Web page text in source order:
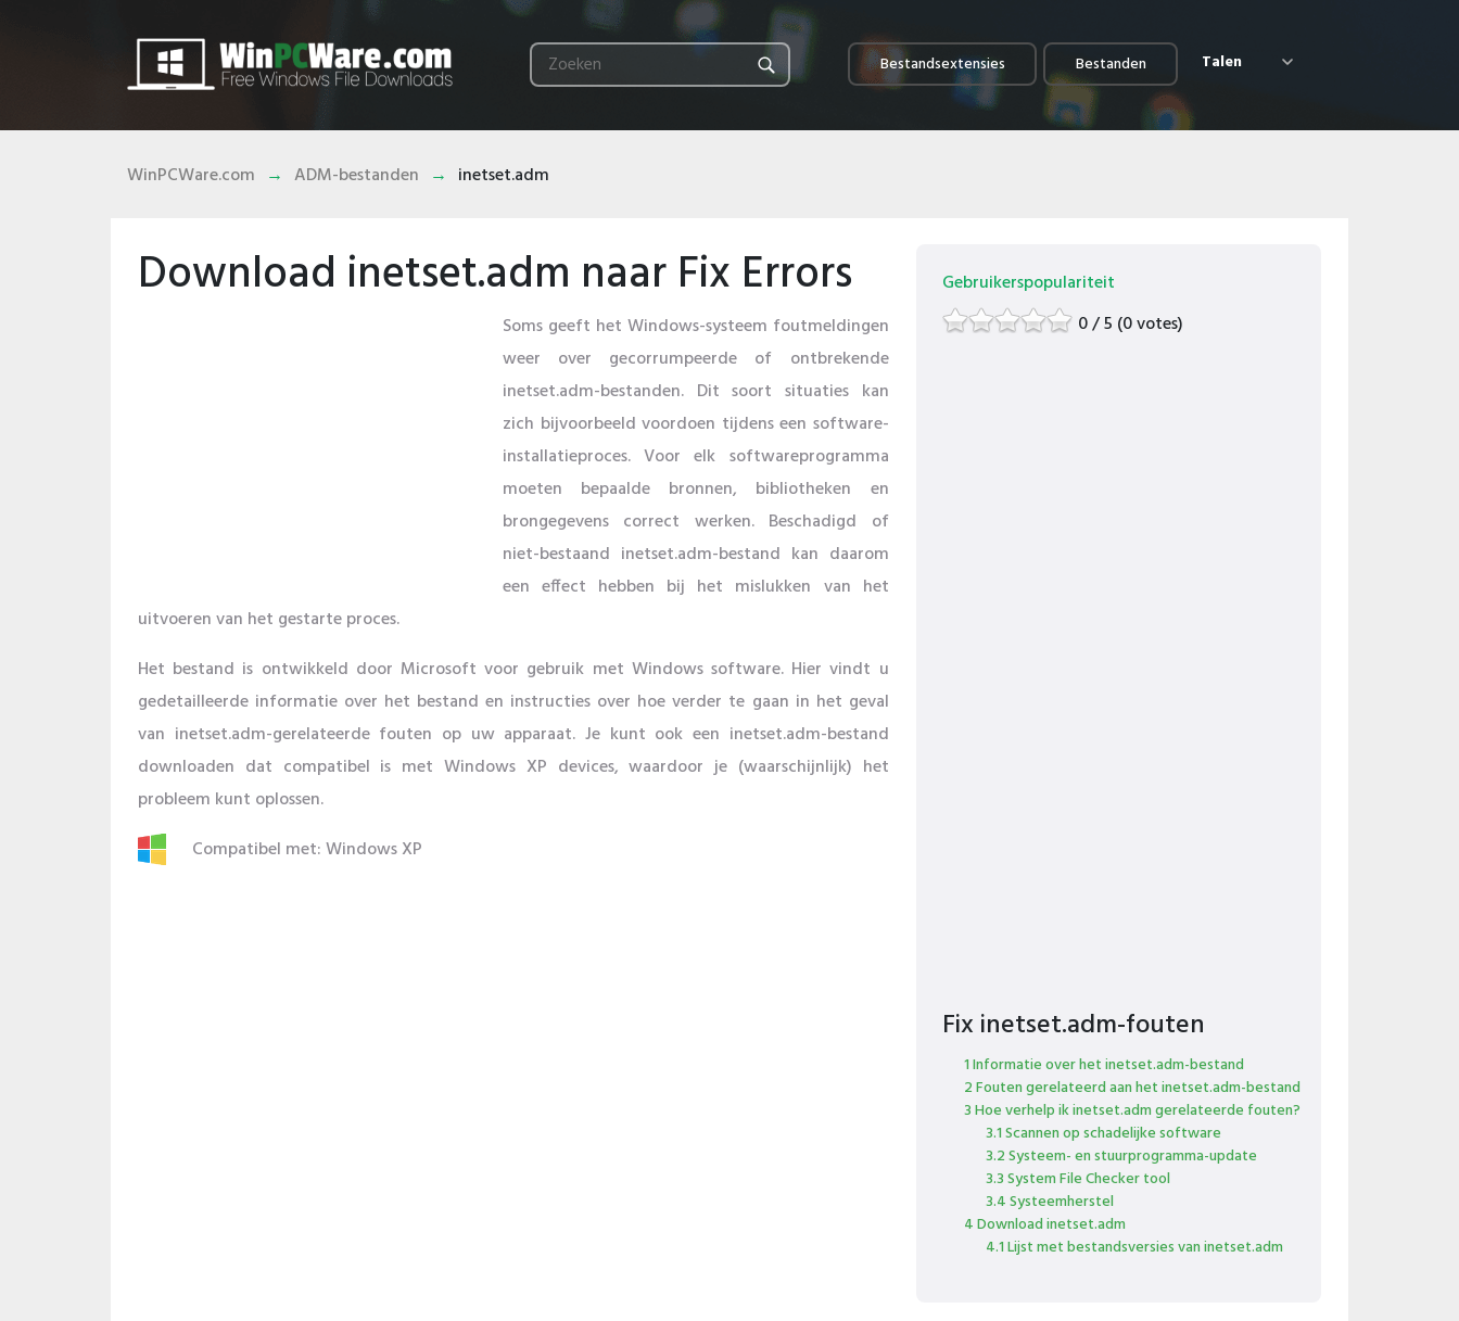
Bestandsextensies Bestanden Talen
WinPCWare.com ADM-bestanden inetset.adm
Download inetset.adm naar Fix Errors
Soms geeft het Windows-systeem foutmeldingen
weer over gecorrumpeerde of ontbrekende
inetset.adm-bestanden. Dit soort situaties kan
zich bijvoorbeeld voordoen tijdens een software-
installatieproces. Voor elk softwareprogramma
moeten bepaalde bronnen, bibliotheken en
brongegevens correct werken. Beschadigd of
niet-bestaand inetset.adm-bestand kan daarom
een ​​effect hebben bij het mislukken van het
uitvoeren van het gestarte proces.
Het bestand is ontwikkeld door Microsoft voor gebruik met Windows software. Hier vindt u
gedetailleerde informatie over het bestand en instructies over hoe verder te gaan in het geval
van inetset.adm-gerelateerde fouten op uw apparaat. Je kunt ook een inetset.adm-bestand
downloaden dat compatibel is met Windows XP devices, waardoor je (waarschijnlijk) het
probleem kunt oplossen.
Compatibel met: Windows XP
Gebruikerspopulariteit
0 / 5 (0 votes)
Fix inetset.adm-fouten
1 Informatie over het inetset.adm-bestand
2 Fouten gerelateerd aan het inetset.adm-bestand
3 Hoe verhelp ik inetset.adm gerelateerde fouten?
3.1 Scannen op schadelijke software
3.2 Systeem- en stuurprogramma-update
3.3 System File Checker tool
3.4 Systeemherstel
4 Download inetset.adm
4.1 Lijst met bestandsversies van inetset.adm